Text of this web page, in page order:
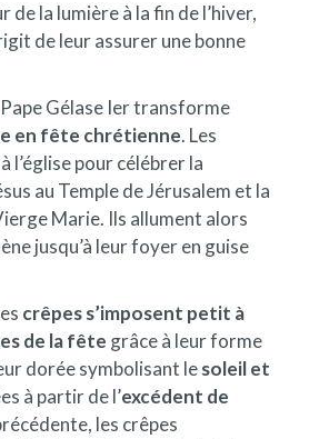
la lumière à la fin de l’hiver,
de leur assurer une bonne
Gélase Ier transforme
en fête chrétienne. Les
l’église pour célébrer la
au Temple de Jérusalem et la
Marie. Ils allument alors
jusqu’à leur foyer en guise
crêpes s’imposent petit à
de la fête grâce à leur forme
dorée symbolisant lesoleil et
à partir de l’excédent de
les crêpes